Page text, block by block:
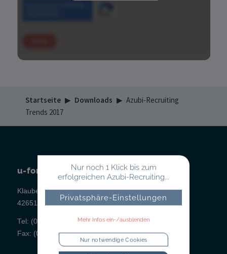
Startseite ▶ Downloads ▶ Azubi-Recruiting
Trends 2017
u-form Testsysteme
Klauberger Straße 1
42651 Solingen
Tel: (02 12) 260 498-0
Fax: (02 12) 260 498-43
Nur noch 1 Klick bis zum
erfolgreichen Azubi-Recruiting...
Privatsphäre-Einstellungen
Mehr Infos ein-/ausblenden
Nur notwendige Cookies